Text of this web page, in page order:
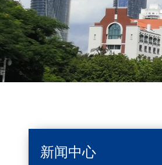
新闻中心